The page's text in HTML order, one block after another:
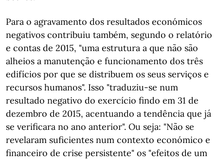
Para o agravamento dos resultados económicos
negativos contribuiu também, segundo o relatório
e contas de 2015, "uma estrutura a que não são
alheios a manutenção e funcionamento dos três
edifícios por que se distribuem os seus serviços e
recursos humanos". Isso "traduziu-se num
resultado negativo do exercício findo em 31 de
dezembro de 2015, acentuando a tendência que já
se verificara no ano anterior". Ou seja: "Não se
revelaram suficientes num contexto económico e
financeiro de crise persistente" os "efeitos de um